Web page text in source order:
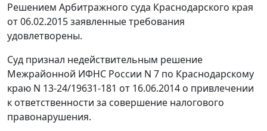
Решением Арбитражного суда Краснодарского края
от 06.02.2015 заявленные требования
удовлетворены.
Суд признал недействительным решение
Межрайонной ИФНС России N 7 по Краснодарскому
краю N 13-24/19631-181 от 16.06.2014 о привлечении
к ответственности за совершение налогового
правонарушения.